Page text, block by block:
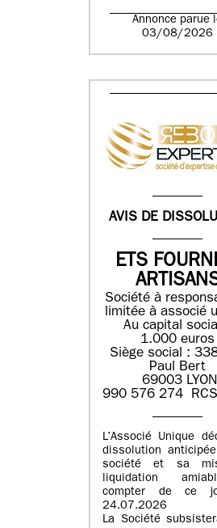
Annonce parue
03/08/2026
AVIS DE
ETS
Société à
limitée à associé
Au capital
1.000 euros
Siège social :
Paul Bert
69003 LYON
990 576 274 RCS
L’Associé Unique
dissolution
société et sa
liquidation
compter de ce
24.07.2026
La Société